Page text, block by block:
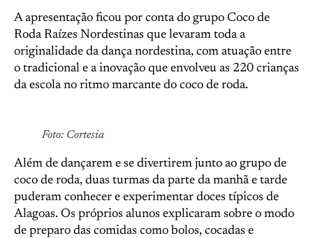
A apresentação ficou por conta do grupo Coco de
Roda Raízes Nordestinas que levaram toda a
originalidade da dança nordestina, com atuação entre
o tradicional e a inovação que envolveu as 220 crianças
da escola no ritmo marcante do coco de roda.
Foto: Cortesia
Além de dançarem e se divertirem junto ao grupo de
coco de roda, duas turmas da parte da manhã e tarde
puderam conhecer e experimentar doces típicos de
Alagoas. Os próprios alunos explicaram sobre o modo
de preparo das comidas como bolos, cocadas e